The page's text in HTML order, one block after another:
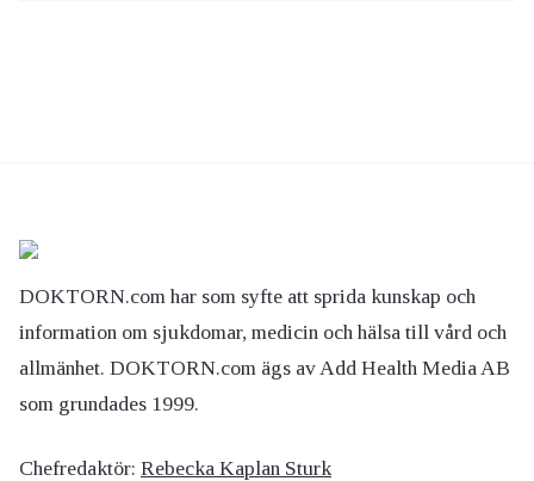
DOKTORN.com har som syfte att sprida kunskap och
information om sjukdomar, medicin och hälsa till vård och
allmänhet. DOKTORN.com ägs av Add Health Media AB
som grundades 1999.
Chefredaktör: Rebecka Kaplan Sturk